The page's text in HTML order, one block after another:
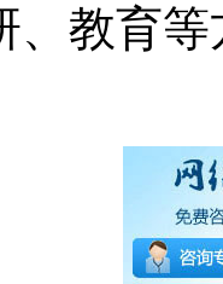
、教育